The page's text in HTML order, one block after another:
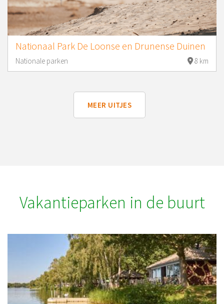
Nationaal Park De Loonse en Drunense Duinen
Nationale parken 8 km
MEER UITJES
Vakantieparken in de buurt